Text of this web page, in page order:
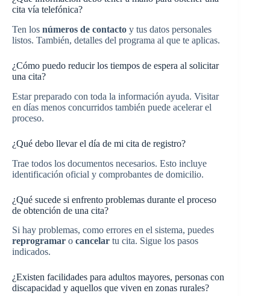
cita vía telefónica?
Ten los números de contacto y tus datos personales
listos. También, detalles del programa al que te aplicas.
¿Cómo puedo reducir los tiempos de espera al solicitar
una cita?
Estar preparado con toda la información ayuda. Visitar
en días menos concurridos también puede acelerar el
proceso.
¿Qué debo llevar el día de mi cita de registro?
Trae todos los documentos necesarios. Esto incluye
identificación oficial y comprobantes de domicilio.
¿Qué sucede si enfrento problemas durante el proceso
de obtención de una cita?
Si hay problemas, como errores en el sistema, puedes
reprogramar o cancelar tu cita. Sigue los pasos
indicados.
¿Existen facilidades para adultos mayores, personas con
discapacidad y aquellos que viven en zonas rurales?